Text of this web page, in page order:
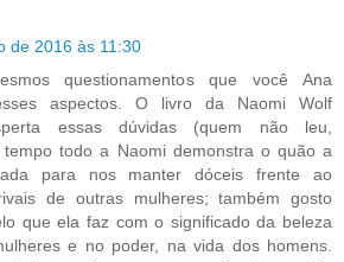
de 2016 às 11:30
questionamentos que você Ana
aspectos. O livro da Naomi Wolf
essas dúvidas (quem não leu,
tempo todo a Naomi demonstra o quão a
para nos manter dóceis frente ao
de outras mulheres; também gosto
que ela faz com o significado da beleza
e no poder, na vida dos homens.